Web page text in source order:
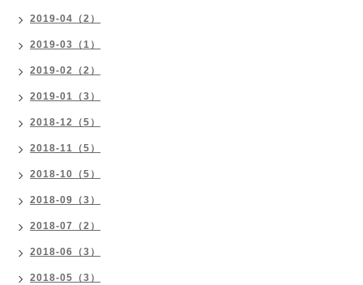
2019-04（2）
2019-03（1）
2019-02（2）
2019-01（3）
2018-12（5）
2018-11（5）
2018-10（5）
2018-09（3）
2018-07（2）
2018-06（3）
2018-05（3）